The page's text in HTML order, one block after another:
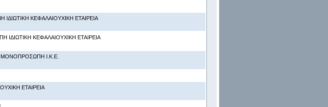
ΚΕΦΑΛΑΙΟΥΧΙΚΗ ΕΤΑΙΡΕΙΑ
ΙΔΙΩΤΙΚΗ ΚΕΦΑΛΑΙΟΥΧΙΚΗ ΕΤΑΙΡΕΙΑ
ΜΟΝΟΠΡΟΣΩΠΗ Ι.Κ.Ε.
ΕΤΑΙΡΕΙΑ